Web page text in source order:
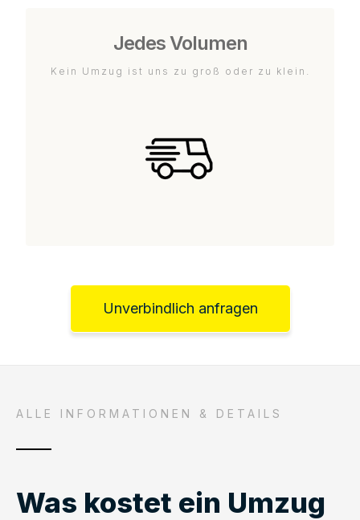
Jedes Volumen
Kein Umzug ist uns zu groß oder zu klein.
Unverbindlich anfragen
ALLE INFORMATIONEN & DETAILS
Was kostet ein Umzug